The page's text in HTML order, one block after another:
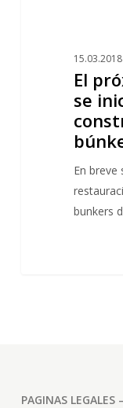
15.03.2018
El
se
En breve
bunkers
PAGINAS LEGALES